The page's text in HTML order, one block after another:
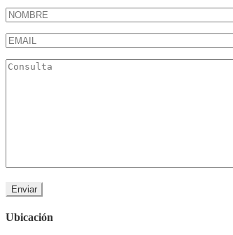
Ubicación